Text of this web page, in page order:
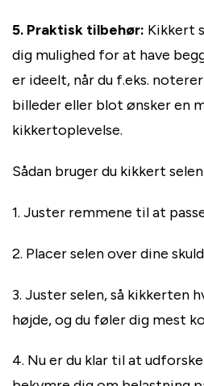
5. Praktisk tilbehør: Kikkert
dig mulighed for at have
er ideelt, når du f.eks.
billeder eller blot ønsker en
kikkertoplevelse.
Sådan bruger du kikkert
1. Juster remmene til at
2. Placer selen over dine
3. Juster selen, så kikkerten
højde, og du føler dig mest
4. Nu er du klar til at